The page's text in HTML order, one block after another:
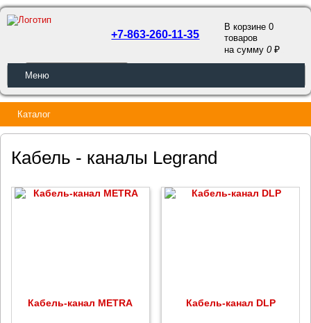
ОБРАТНЫЙ ЗВОНОК
+7-863-260-11-35
В корзине 0
товаров
на сумму0
Меню
Каталог
Кабель - каналы Legrand
Кабель-канал METRA Кабель-канал DLP